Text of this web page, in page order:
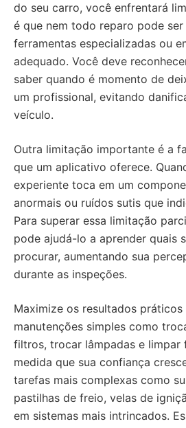
do seu carro, você enfrentará
é que nem todo reparo pode
ferramentas especializadas ou
adequado. Você deve
saber quando é momento de
um profissional, evitando
veículo.
Outra limitação importante é a
que um aplicativo oferece.
experiente toca em um
anormais ou ruídos sutis que
Para superar essa limitação
pode ajudá-lo a aprender quais
procurar, aumentando sua
durante as inspeções.
Maximize os resultados
manutenções simples como
filtros, trocar lâmpadas e limpar
medida que sua confiança
tarefas mais complexas como
pastilhas de freio, velas de
em sistemas mais intrincados.